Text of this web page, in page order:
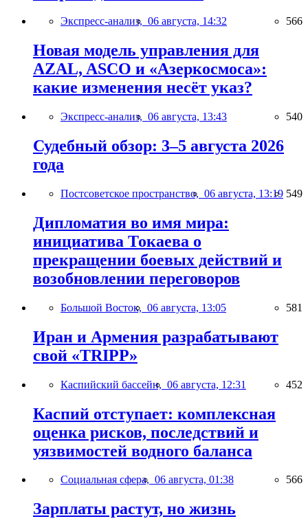
Экспресс-анализ, 06 августа, 14:32 566
Новая модель управления для
AZAL, ASCO и «Азеркосмоса»:
какие изменения несёт указ?
Экспресс-анализ, 06 августа, 13:43 540
Судебный обзор: 3–5 августа 2026
года
Постсоветское пространство, 06 августа, 13:19 549
Дипломатия во имя мира:
инициатива Токаева о
прекращении боевых действий и
возобновлении переговоров
Большой Восток, 06 августа, 13:05 581
Иран и Армения разрабатывают
свой «TRIPP»
Каспийский бассейн, 06 августа, 12:31 452
Каспий отступает: комплексная
оценка рисков, последствий и
уязвимостей водного баланса
Социальная сфера, 06 августа, 01:38 566
Зарплаты растут, но жизнь